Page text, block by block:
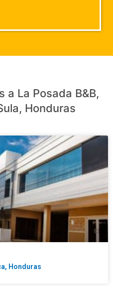
a La Posada B&B,
Honduras
Honduras